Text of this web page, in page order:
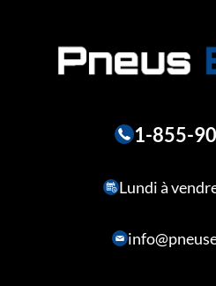
1-855-
Lundi à